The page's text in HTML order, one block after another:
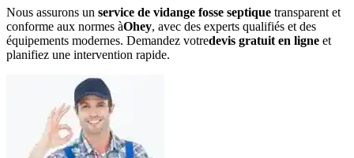
Nous assurons un service de vidange fosse septique transparent et
conforme aux normes àOhey, avec des experts qualifiés et des
équipements modernes. Demandez votredevis gratuit en ligne et
planifiez une intervention rapide.